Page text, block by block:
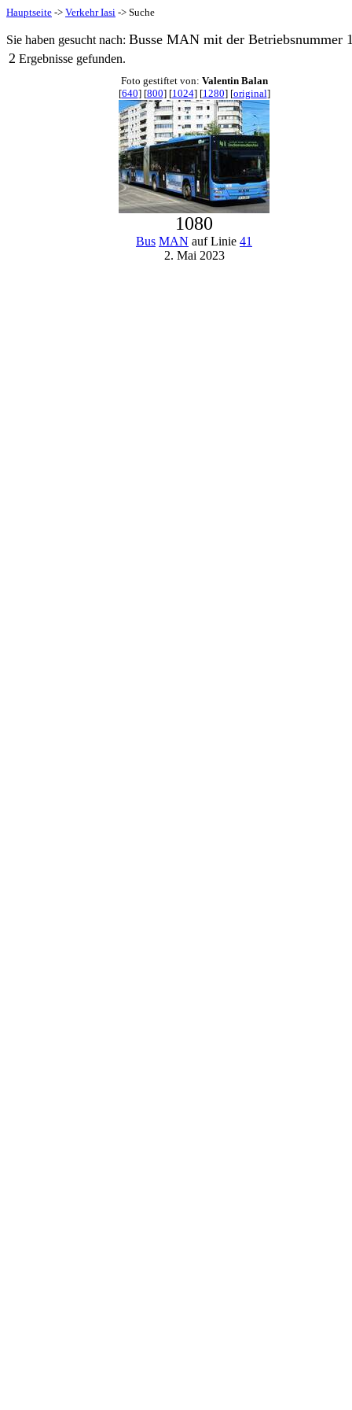
Hauptseite -> Verkehr Iasi -> Suche
Sie haben gesucht nach: Busse MAN mit der Betriebsnummer
2 Ergebnisse gefunden.
Foto gestiftet von: Valentin Balan
[640] [800] [1024] [1280] [original]
1080
Bus MAN auf Linie 41
2. Mai 2023